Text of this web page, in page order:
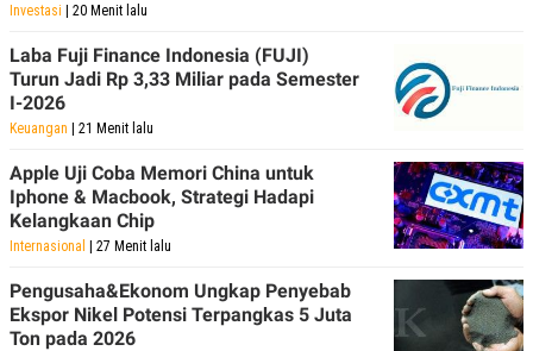
Investasi | 20 Menit lalu
Laba Fuji Finance Indonesia (FUJI)
Turun Jadi Rp 3,33 Miliar pada Semester
I-2026
Keuangan | 21 Menit lalu
Apple Uji Coba Memori China untuk
Iphone & Macbook, Strategi Hadapi
Kelangkaan Chip
Internasional | 27 Menit lalu
Pengusaha&Ekonom Ungkap Penyebab
Ekspor Nikel Potensi Terpangkas 5 Juta
Ton pada 2026